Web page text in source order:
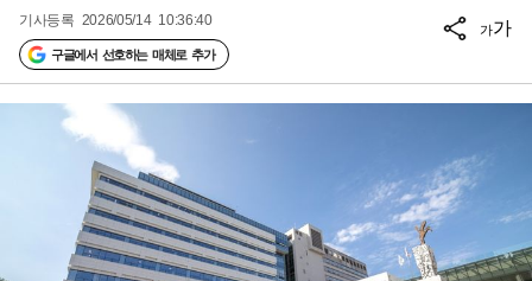
기사등록 2026/05/14 10:36:40
구글에서 선호하는 매체로 추가
가가